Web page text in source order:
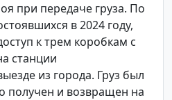
при передаче груза. По
в 2024 году,
к трем коробкам с
станции
из города. Груз был
получен и возвращен на